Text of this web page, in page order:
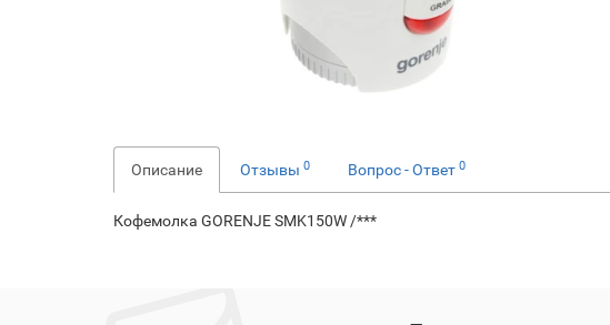
Описание Отзывы 0 Вопрос - Ответ 0
Кофемолка GORENJE SMK150W /***